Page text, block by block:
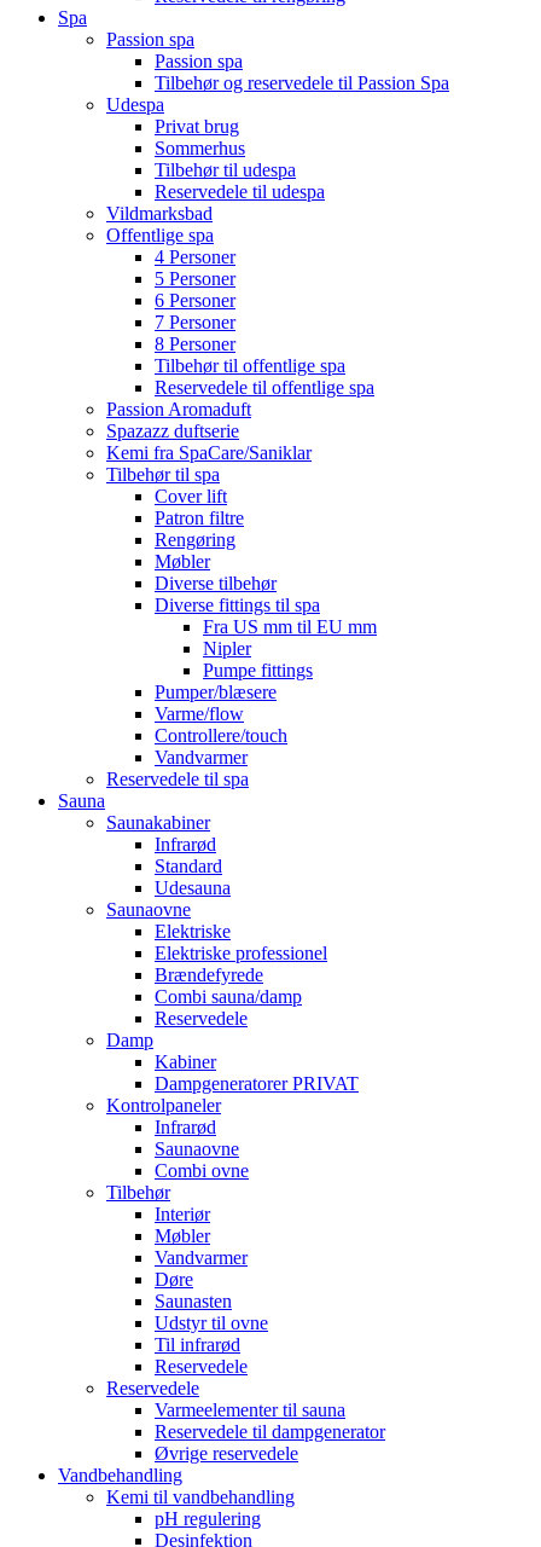
Spa
Passion spa
Passion spa
Tilbehør og reservedele til Passion Spa
Udespa
Privat brug
Sommerhus
Tilbehør til udespa
Reservedele til udespa
Vildmarksbad
Offentlige spa
4 Personer
5 Personer
6 Personer
7 Personer
8 Personer
Tilbehør til offentlige spa
Reservedele til offentlige spa
Passion Aromaduft
Spazazz duftserie
Kemi fra SpaCare/Saniklar
Tilbehør til spa
Cover lift
Patron filtre
Rengøring
Møbler
Diverse tilbehør
Diverse fittings til spa
Fra US mm til EU mm
Nipler
Pumpe fittings
Pumper/blæsere
Varme/flow
Controllere/touch
Vandvarmer
Reservedele til spa
Sauna
Saunakabiner
Infrarød
Standard
Udesauna
Saunaovne
Elektriske
Elektriske professionel
Brændefyrede
Combi sauna/damp
Reservedele
Damp
Kabiner
Dampgeneratorer PRIVAT
Kontrolpaneler
Infrarød
Saunaovne
Combi ovne
Tilbehør
Interiør
Møbler
Vandvarmer
Døre
Saunasten
Udstyr til ovne
Til infrarød
Reservedele
Reservedele
Varmeelementer til sauna
Reservedele til dampgenerator
Øvrige reservedele
Vandbehandling
Kemi til vandbehandling
pH regulering
Desinfektion